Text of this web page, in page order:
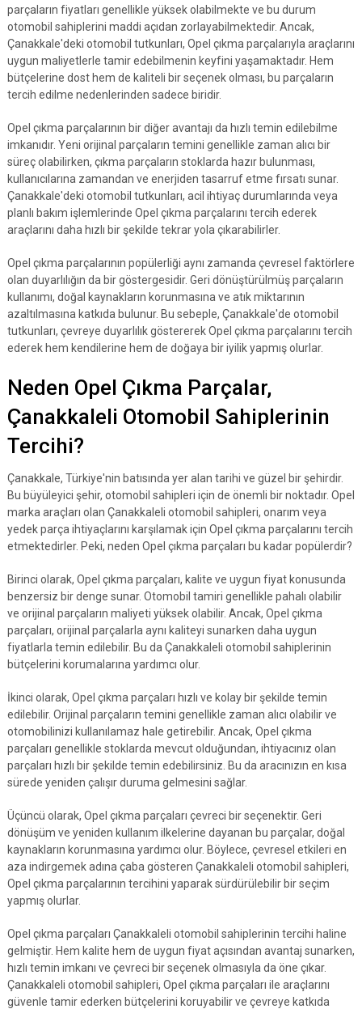
parçaların fiyatları genellikle yüksek olabilmekte ve bu durum
otomobil sahiplerini maddi açıdan zorlayabilmektedir. Ancak,
Çanakkale'deki otomobil tutkunları, Opel çıkma parçalarıyla araçlarını
uygun maliyetlerle tamir edebilmenin keyfini yaşamaktadır. Hem
bütçelerine dost hem de kaliteli bir seçenek olması, bu parçaların
tercih edilme nedenlerinden sadece biridir.
Opel çıkma parçalarının bir diğer avantajı da hızlı temin edilebilme
imkanıdır. Yeni orijinal parçaların temini genellikle zaman alıcı bir
süreç olabilirken, çıkma parçaların stoklarda hazır bulunması,
kullanıcılarına zamandan ve enerjiden tasarruf etme fırsatı sunar.
Çanakkale'deki otomobil tutkunları, acil ihtiyaç durumlarında veya
planlı bakım işlemlerinde Opel çıkma parçalarını tercih ederek
araçlarını daha hızlı bir şekilde tekrar yola çıkarabilirler.
Opel çıkma parçalarının popülerliği aynı zamanda çevresel faktörlere
olan duyarlılığın da bir göstergesidir. Geri dönüştürülmüş parçaların
kullanımı, doğal kaynakların korunmasına ve atık miktarının
azaltılmasına katkıda bulunur. Bu sebeple, Çanakkale'de otomobil
tutkunları, çevreye duyarlılık göstererek Opel çıkma parçalarını tercih
ederek hem kendilerine hem de doğaya bir iyilik yapmış olurlar.
Neden Opel Çıkma Parçalar,
Çanakkaleli Otomobil Sahiplerinin
Tercihi?
Çanakkale, Türkiye'nin batısında yer alan tarihi ve güzel bir şehirdir.
Bu büyüleyici şehir, otomobil sahipleri için de önemli bir noktadır. Opel
marka araçları olan Çanakkaleli otomobil sahipleri, onarım veya
yedek parça ihtiyaçlarını karşılamak için Opel çıkma parçalarını tercih
etmektedirler. Peki, neden Opel çıkma parçaları bu kadar popülerdir?
Birinci olarak, Opel çıkma parçaları, kalite ve uygun fiyat konusunda
benzersiz bir denge sunar. Otomobil tamiri genellikle pahalı olabilir
ve orijinal parçaların maliyeti yüksek olabilir. Ancak, Opel çıkma
parçaları, orijinal parçalarla aynı kaliteyi sunarken daha uygun
fiyatlarla temin edilebilir. Bu da Çanakkaleli otomobil sahiplerinin
bütçelerini korumalarına yardımcı olur.
İkinci olarak, Opel çıkma parçaları hızlı ve kolay bir şekilde temin
edilebilir. Orijinal parçaların temini genellikle zaman alıcı olabilir ve
otomobilinizi kullanılamaz hale getirebilir. Ancak, Opel çıkma
parçaları genellikle stoklarda mevcut olduğundan, ihtiyacınız olan
parçaları hızlı bir şekilde temin edebilirsiniz. Bu da aracınızın en kısa
sürede yeniden çalışır duruma gelmesini sağlar.
Üçüncü olarak, Opel çıkma parçaları çevreci bir seçenektir. Geri
dönüşüm ve yeniden kullanım ilkelerine dayanan bu parçalar, doğal
kaynakların korunmasına yardımcı olur. Böylece, çevresel etkileri en
aza indirgemek adına çaba gösteren Çanakkaleli otomobil sahipleri,
Opel çıkma parçalarının tercihini yaparak sürdürülebilir bir seçim
yapmış olurlar.
Opel çıkma parçaları Çanakkaleli otomobil sahiplerinin tercihi haline
gelmiştir. Hem kalite hem de uygun fiyat açısından avantaj sunarken,
hızlı temin imkanı ve çevreci bir seçenek olmasıyla da öne çıkar.
Çanakkaleli otomobil sahipleri, Opel çıkma parçaları ile araçlarını
güvenle tamir ederken bütçelerini koruyabilir ve çevreye katkıda